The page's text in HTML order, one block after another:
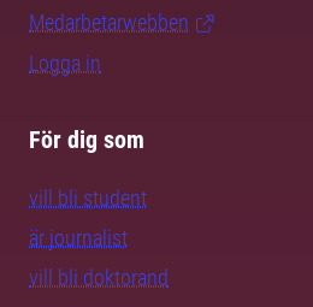
Medarbetarwebben
Logga in
För dig som
vill bli student
är journalist
vill bli doktorand